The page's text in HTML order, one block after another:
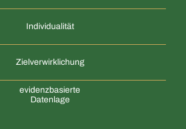
Individualität
Zielverwirklichung
evidenzbasierte
Datenlage